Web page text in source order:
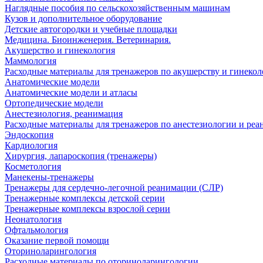
Наглядные пособия по сельскохозяйственным машинам
Кузов и дополнительное оборудование
Детские автогородки и учебные площадки
Медицина. Биоинженерия. Ветеринария.
Акушерство и гинекология
Маммология
Расходные материалы для тренажеров по акушерству и
Анатомические модели
Анатомические модели и атласы
Ортопедические модели
Анестезиология, реанимация
Расходные материалы для тренажеров по анестезиологии и
Эндоскопия
Кардиология
Хирургия, лапароскопия (тренажеры)
Косметология
Манекены-тренажеры
Тренажеры для сердечно-легочной реанимации (СЛР)
Тренажерные комплексы детской серии
Тренажерные комплексы взрослой серии
Неонатология
Офтальмология
Оказание первой помощи
Оториноларингология